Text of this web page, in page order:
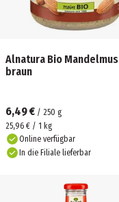
Alnatura Bio Mandelmus
braun
6,49 € / 250 g
25,96 € / 1 kg
Online verfügbar
In die Filiale lieferbar